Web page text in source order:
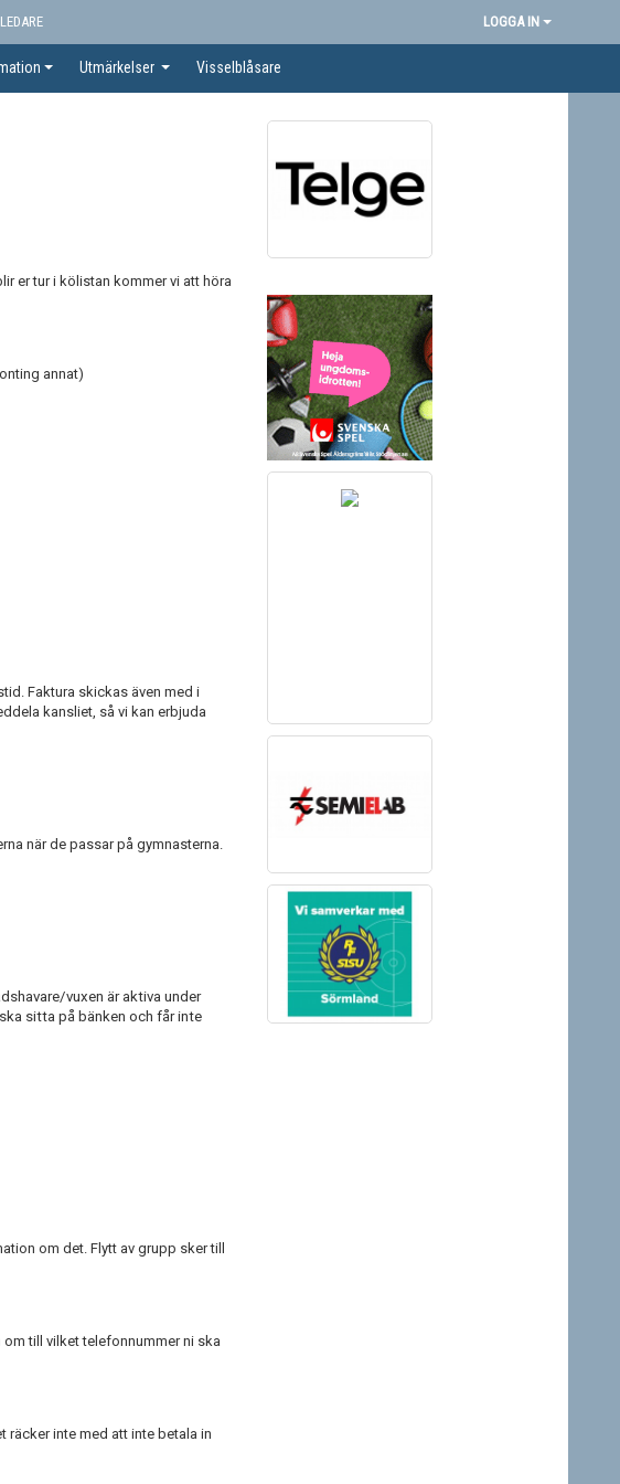
LEDARE LOGGA IN
Utmärkelser Visselblåsare
er tur i kölistan kommer vi att höra
annat)
Faktura skickas även med i
kansliet, så vi kan erbjuda
när de passar på gymnasterna.
vuxen är aktiva under
sitta på bänken och får inte
om det. Flytt av grupp sker till
till vilket telefonnummer ni ska
räcker inte med att inte betala in